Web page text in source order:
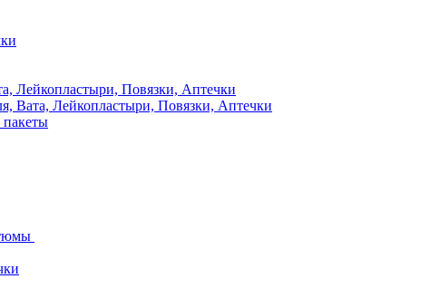
Лейкопластыри, Повязки, Аптечки
Вата, Лейкопластыри, Повязки, Аптечки